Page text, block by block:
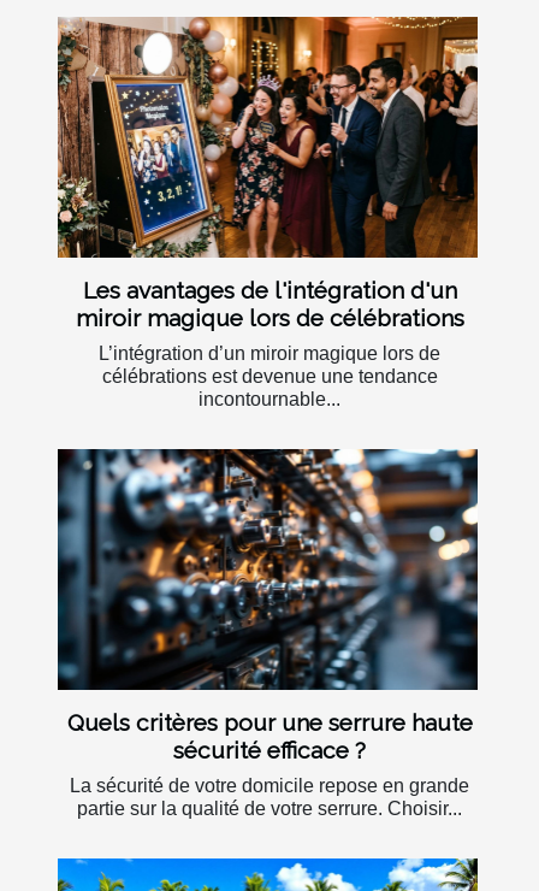
Les avantages de l'intégration d'un
miroir magique lors de célébrations
L’intégration d’un miroir magique lors de
célébrations est devenue une tendance
incontournable...
Quels critères pour une serrure haute
sécurité efficace ?
La sécurité de votre domicile repose en grande
partie sur la qualité de votre serrure. Choisir...